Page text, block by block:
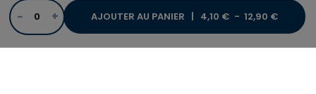
− + AJOUTER AU PANIER | 4,10 € - 12,90 €